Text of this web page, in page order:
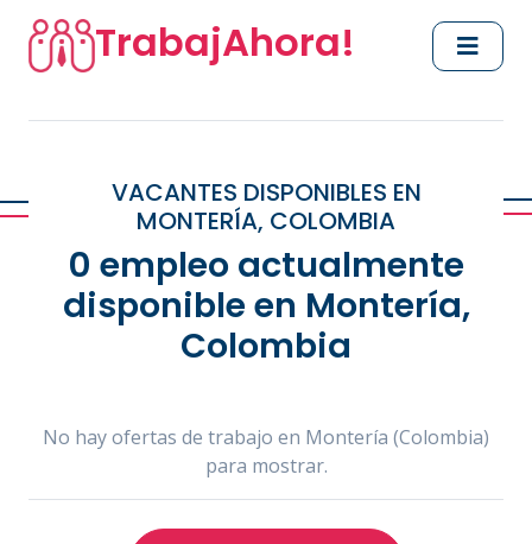
TrabajAhora!
VACANTES DISPONIBLES EN
MONTERÍA, COLOMBIA
0 empleo actualmente
disponible en Montería,
Colombia
No hay ofertas de trabajo en Montería (Colombia)
para mostrar.